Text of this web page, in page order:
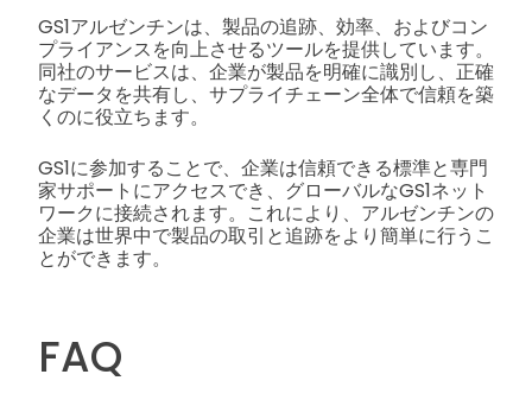
GS1アルゼンチンは、製品の追跡、効率、およびコン
プライアンスを向上させるツールを提供しています。
同社のサービスは、企業が製品を明確に識別し、正確
なデータを共有し、サプライチェーン全体で信頼を築
くのに役立ちます。
GS1に参加することで、企業は信頼できる標準と専門
家サポートにアクセスでき、グローバルなGS1ネット
ワークに接続されます。これにより、アルゼンチンの
企業は世界中で製品の取引と追跡をより簡単に行うこ
とができます。
FAQ